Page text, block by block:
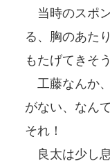
当時のスポ
る、胸のあた
もたげてきそう
工藤なんか
がない、なん
それ！
良太は少し